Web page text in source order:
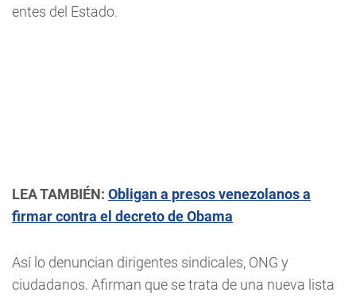
entes del Estado.
LEA TAMBIÉN: Obligan a presos venezolanos a
firmar contra el decreto de Obama
Así lo denuncian dirigentes sindicales, ONG y
ciudadanos. Afirman que se trata de una nueva lista